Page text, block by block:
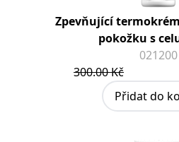
Zpevňující
pokožku s
021200
300.00 Kč
Přidat do